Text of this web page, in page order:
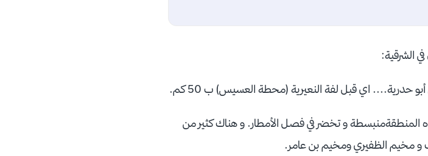
الشرقية:
قبل مدينة الخفجي ب 40-60 كم. هذه المنطقةمنبسطة و تخضر في فصل الأمطار. و هناك كثير من
و مخيم الظفيري ومخيم بن عامر.